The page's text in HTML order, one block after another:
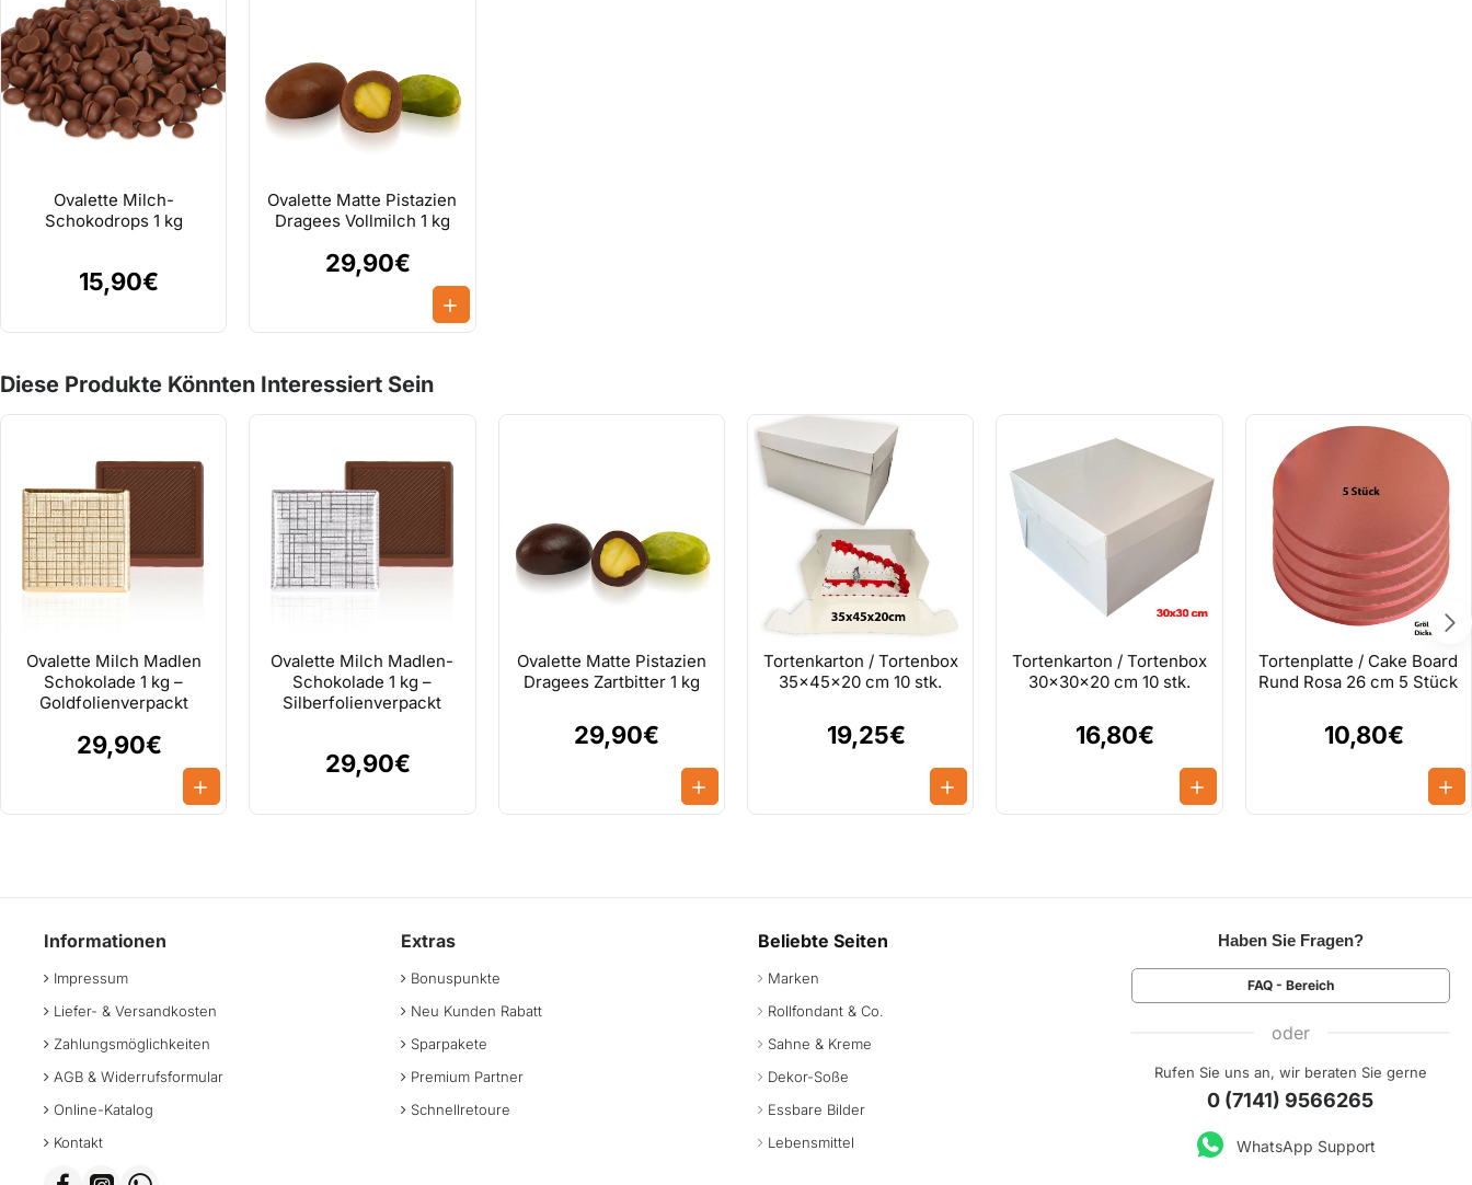
Torten- und Cupcake-Dekorationen
Candy Bars und Präsentationen für besondere Anlässe
Dekorationen für Glas- und Schalenpräsentationen
Geburtstags-, Verlobungs- und Eventorganisationen
Präsentationen in Cafés und Konditoreien
Direkt zum Servieren und Naschen
Marke : Ovalette
Produktinhalt :
Farbe : Gemischte dunkle Farben
Verwendungszweck : Für Präsentation, Dekoration und Servierzwecke
Mindesthaltbarkeitsd
atum :
Siehe Produktverpackung.
Lagerbedingungen :
Bei 18–20°C kühl, trocken und geruchsneutral lagern. Vor Licht, Luft, Feuchtigkeit und
starken Temperaturschwankungen schützen.
Ovalette Milch-
Schokodrops 1 kg
15,90€
Ovalette Matte Pistazien
Dragees Vollmilch 1 kg
29,90€
Diese Produkte Könnten Interessiert Sein
Ovalette Milch Madlen
Schokolade 1 kg –
Goldfolienverpackt
29,90€
Ovalette Milch Madlen-
Schokolade 1 kg –
Silberfolienverpackt
29,90€
Ovalette Matte Pistazien
Dragees Zartbitter 1 kg
29,90€
Tortenkarton / Tortenbox
35x45x20 cm 10 stk.
19,25€
Tortenkarton / Tortenbox
30x30x20 cm 10 stk.
16,80€
Tortenplatte / Cake Board
Rund Rosa 26 cm 5 Stück
10,80€
Informationen
Impressum
Liefer- & Versandkosten
Zahlungsmöglichkeiten
AGB & Widerrufsformular
Online-Katalog
Kontakt
Extras
Bonuspunkte
Neu Kunden Rabatt
Sparpakete
Premium Partner
Schnellretoure
Beliebte Seiten
Marken
Rollfondant & Co.
Sahne & Kreme
Dekor-Soße
Essbare Bilder
Lebensmittel
Haben Sie Fragen?
FAQ - Bereich
oder
Rufen Sie uns an, wir beraten Sie gerne
0 (7141) 9566265
WhatsApp Support